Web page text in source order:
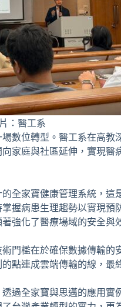
：醫工系
數位轉型。醫工系在高
家庭與社區延伸，實現
全家寶健康管理系統，
握病患生理趨勢以實現
強化了醫療場域的安全與
門檻在於確保數據傳輸
點連成雲端傳輸的線，
過全家寶與思邁的應用